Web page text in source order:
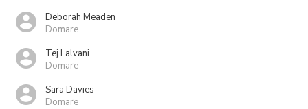
Deborah Meaden
Domare
Tej Lalvani
Domare
Sara Davies
Domare